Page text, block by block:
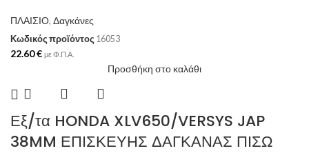
ΠΛΑΙΣΙΟ, Δαγκάνες
Κωδικός προϊόντος 16053
22.60€ με Φ.Π.Α.
Προσθήκη στο καλάθι
Εξ/τα HONDA XLV650/VERSYS JAP
38MM ΕΠΙΣΚΕΥΗΣ ΔΑΓΚΑΝΑΣ ΠΙΣΩ